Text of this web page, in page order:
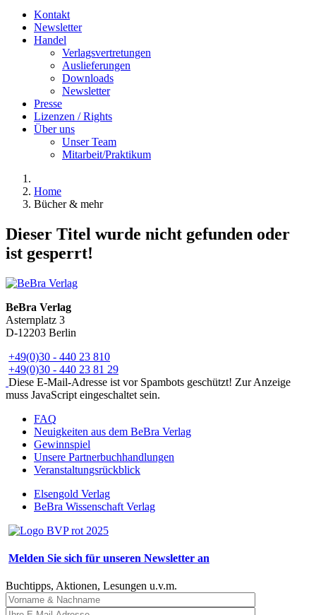
Kontakt
Newsletter
Handel
Verlagsvertretungen
Auslieferungen
Downloads
Newsletter
Presse
Lizenzen / Rights
Über uns
Unser Team
Mitarbeit/Praktikum
Home
Bücher & mehr
Dieser Titel wurde nicht gefunden oder
ist gesperrt!
BeBra Verlag
Asternplatz 3
D-12203 Berlin
+49(0)30 - 440 23 810
+49(0)30 - 440 23 81 29
Diese E-Mail-Adresse ist vor Spambots geschützt! Zur Anzeige
muss JavaScript eingeschaltet sein.
FAQ
Neuigkeiten aus dem BeBra Verlag
Gewinnspiel
Unsere Partnerbuchhandlungen
Veranstaltungsrückblick
Elsengold Verlag
BeBra Wissenschaft Verlag
Melden Sie sich für unseren Newsletter an
Buchtipps, Aktionen, Lesungen u.v.m.